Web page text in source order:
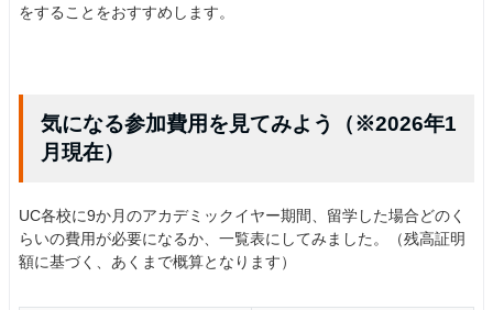
をすることをおすすめします。
気になる参加費用を見てみよう（※2026年1
月現在）
UC各校に9か月のアカデミックイヤー期間、留学した場合どのく
らいの費用が必要になるか、一覧表にしてみました。（残高証明
額に基づく、あくまで概算となります）